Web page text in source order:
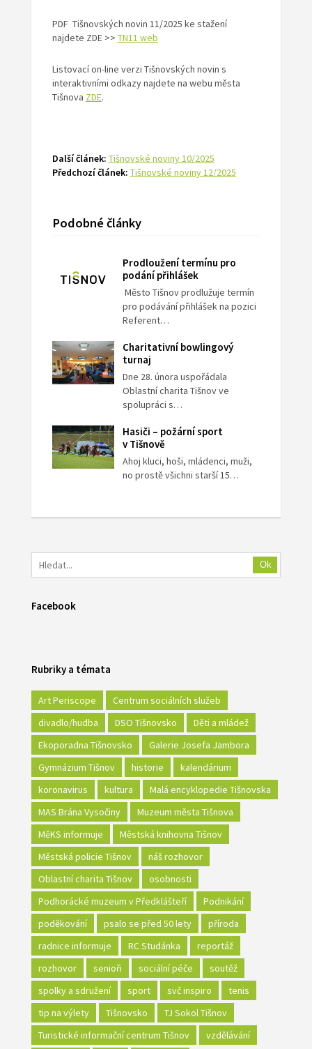
PDF Tišnovských novin 11/2025 ke stažení
najdete ZDE >> TN11 web
Listovací on-line verzi Tišnovských novin s
interaktivními odkazy najdete na webu města
Tišnova ZDE.
Další článek: Tišnovské noviny 10/2025
Předchozí článek: Tišnovské noviny 12/2025
Podobné články
Prodloužení termínu pro
podání přihlášek
Město Tišnov prodlužuje termín
pro podávání přihlášek na pozici
Referent…
Charitativní bowlingový
turnaj
Dne 28. února uspořádala
Oblastní charita Tišnov ve
spolupráci s…
Hasiči – požární sport
v Tišnově
Ahoj kluci, hoši, mládenci, muži,
no prostě všichni starší 15…
Ok
Facebook
Rubriky a témata
Art Periscope
Centrum sociálních služeb
divadlo/hudba
DSO Tišnovsko
Děti a mládež
Ekoporadna Tišnovsko
Galerie Josefa Jambora
Gymnázium Tišnov
historie
kalendárium
koronavirus
kultura
Malá encyklopedie Tišnovska
MAS Brána Vysočiny
Muzeum města Tišnova
MěKS informuje
Městská knihovna Tišnov
Městská policie Tišnov
náš rozhovor
Oblastní charita Tišnov
osobnosti
Podhorácké muzeum v Předklášteří
Podnikání
poděkování
psalo se před 50 lety
příroda
radnice informuje
RC Studánka
reportáž
rozhovor
senioři sociální péče
soutěž
spolky a sdružení
sport svč inspiro
tenis
tip na výlety
Tišnovsko
TJ Sokol Tišnov
Turistické informační centrum Tišnov
vzdělávání